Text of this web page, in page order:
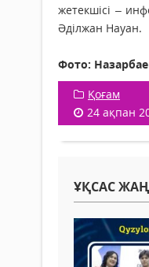
жетекшісі –
Әділжан Науан.
Фото:
Қоғам
24 ақпан
ҰҚСАС